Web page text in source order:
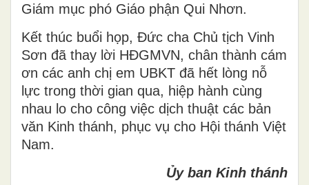
Giám mục phó Giáo phận Qui Nhơn.
Kết thúc buổi họp, Đức cha Chủ tịch Vinh
Sơn đã thay lời HĐGMVN, chân thành cám
ơn các anh chị em UBKT đã hết lòng nỗ
lực trong thời gian qua, hiệp hành cùng
nhau lo cho công việc dịch thuật các bản
văn Kinh thánh, phục vụ cho Hội thánh Việt
Nam.
Ủy ban Kinh thánh